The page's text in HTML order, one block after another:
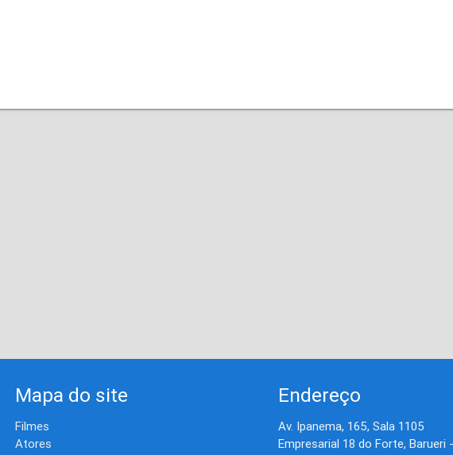
Mapa do site
Filmes
Atores
Endereço
Av. Ipanema, 165, Sala 1105
Empresarial 18 do Forte, Barueri